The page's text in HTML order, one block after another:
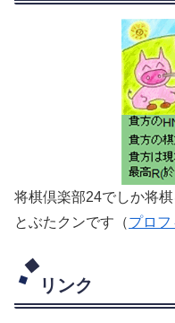
将棋倶楽部24でしか将
とぶたクンです（プロフ
リンク